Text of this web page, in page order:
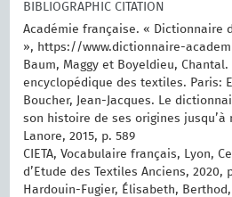
BIBLIOGRAPHIC CITATION
Académie française. « Dictionnaire
», https://www.dictionnaire-
Baum, Maggy et Boyeldieu,
encyclopédique des textiles. Paris:
Boucher, Jean-Jacques. Le
son histoire de ses origines jusqu’à
Lanore, 2015, p. 589
CIETA, Vocabulaire français, Lyon,
d’Etude des Textiles Anciens, 2020,
Hardouin-Fugier, Élisabeth,